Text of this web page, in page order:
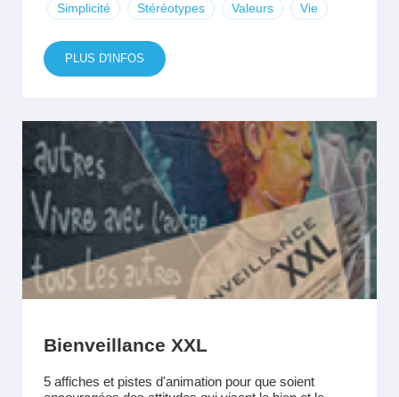
Simplicité Stéréotypes Valeurs Vie
PLUS D'INFOS
Bienveillance XXL
5 affiches et pistes d'animation pour que soient